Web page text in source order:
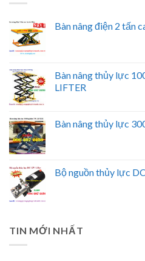
Bàn nâng điện 2 tấn
Bàn nâng thủy lực
LIFTER
Bàn nâng thủy lực
Bộ nguồn thủy lực
TIN MỚI NHẤT